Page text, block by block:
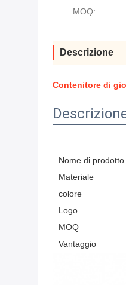
MOQ:
Descrizione
Contenitore di
Nome di prodotto
Materiale
colore
Logo
MOQ
Vantaggio